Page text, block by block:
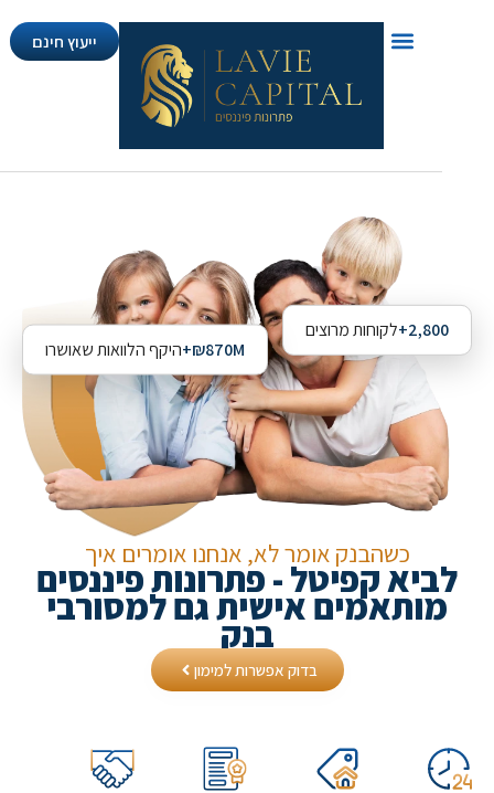
ייעוץ חינם
כשהבנק אומר לא, אנחנו אומרים איך
קפיטל - פתרונות פיננסים
אישית גם למסורבי
בנק
בדוק אפשרות למימון
לקוחות מרוצים
₪870M+
היקף הלוואות שאושרו